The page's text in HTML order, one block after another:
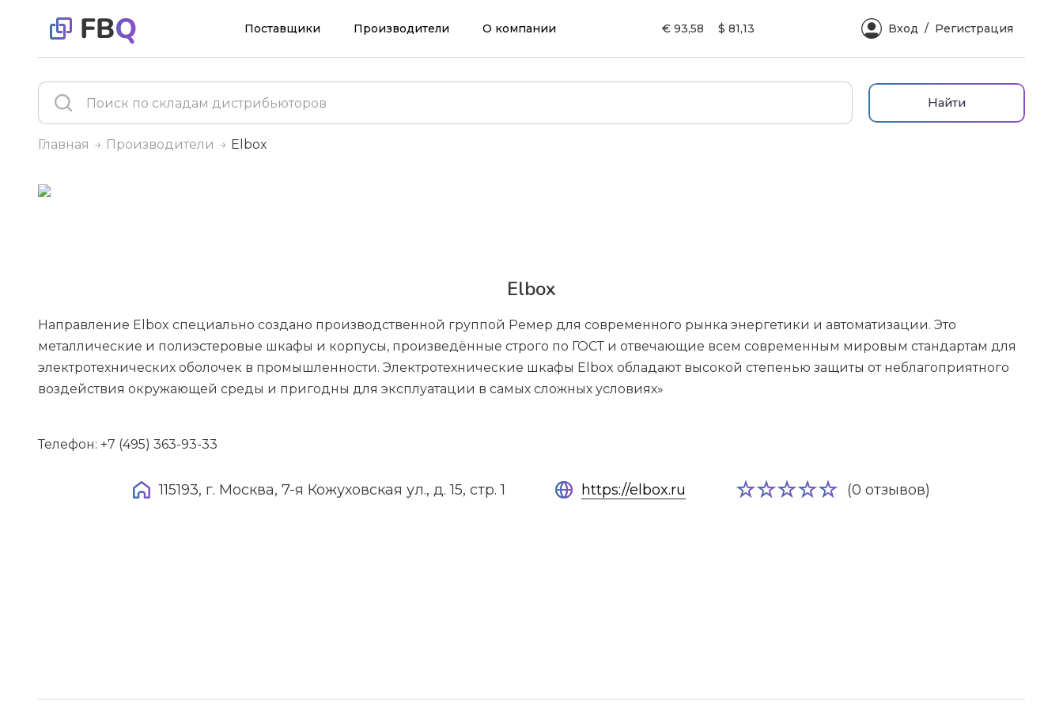
Поставщики Производители О компании € 93,58 $ 81,13 Вход Регистрация
Найти
Главная Производители Elbox
Elbox
Направление Elbox специально создано производственной группой Ремер для современного рынка энергетики и автоматизации. Это
металлические и полиэстеровые шкафы и корпусы, произведённые строго по ГОСТ и отвечающие всем современным мировым стандартам для
электротехнических оболочек в промышленности. Электротехнические шкафы Elbox обладают высокой степенью защиты от неблагоприятного
воздействия окружающей среды и пригодны для эксплуатации в самых сложных условиях»
Телефон: +7 (495) 363-93-33
115193, г. Москва, 7-я Кожуховская ул., д. 15, стр. 1 https://elbox.ru (0 отзывов)